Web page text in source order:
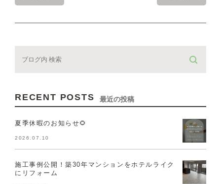
RECENT POSTS 最近の投稿
夏季休暇のお知らせ🌻
2026.07.10
施工事例公開！築30年マンションをホテルライク
にリフォーム